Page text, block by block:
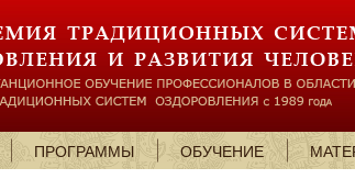
ПРОГРАММЫ ОБУЧЕНИЕ